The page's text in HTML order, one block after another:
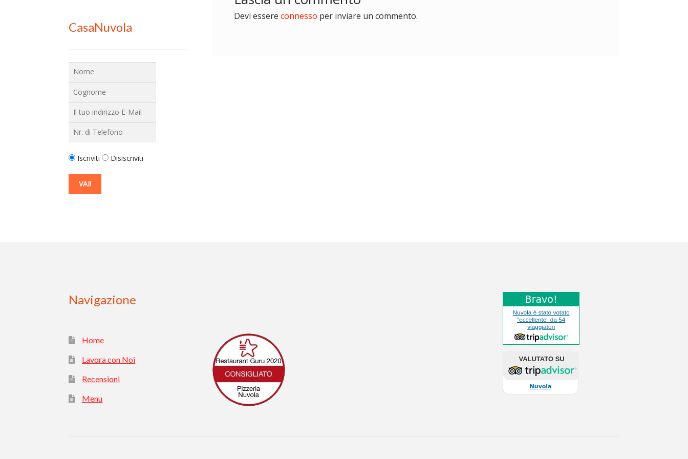
Devi essere connesso per inviare un commento.
CasaNuvola
Iscriviti Disiscriviti
Navigazione
Home
Lavora con Noi
Recensioni
Menu